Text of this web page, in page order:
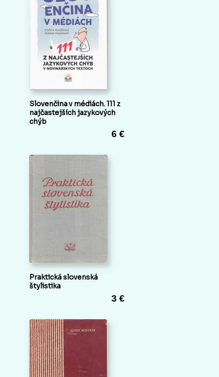
Slovenčina v médiách. 111 z
najčastejších jazykových
chýb
6 €
Praktická slovenská
štylistika
3 €